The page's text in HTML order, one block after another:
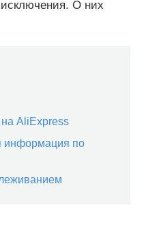
О них
на AliExpress
информация по